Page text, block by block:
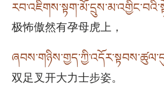
极怖傲然有孕母虎上，
双足叉开大力士步姿。